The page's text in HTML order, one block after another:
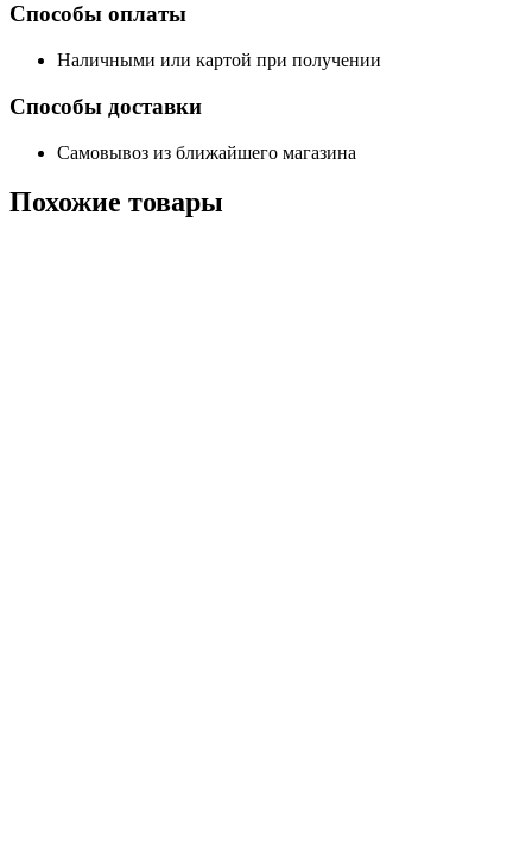
Способы оплаты
Наличными или картой при получении
Способы доставки
Самовывоз из ближайшего магазина
Похожие товары